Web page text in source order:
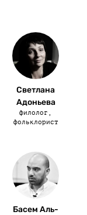
Светлана
Адоньева
филолог,
фольклорист
Басем Аль-